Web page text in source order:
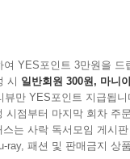
YES포인트 3만원을 드
시 일반회원 300원, 마니
뷰만 YES포인트 지급됩니
시점부터 마지막 회차 주
는 사락 독서모임 게시
ray, 패션 및 판매금지 상